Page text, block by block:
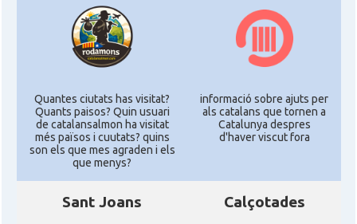
Quantes ciutats has visitat?
Quants paisos? Quin usuari
de catalansalmon ha visitat
més països i cuutats? quins
son els que mes agraden i els
que menys?
informació sobre ajuts per
als catalans que tornen a
Catalunya despres
d'haver viscut fora
Sant Joans Calçotades